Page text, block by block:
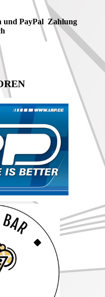
und PayPal Zahlung